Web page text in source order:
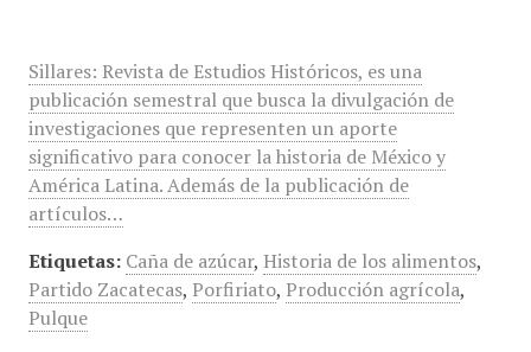
Sillares: Revista de Estudios Históricos, es una
publicación semestral que busca la divulgación de
investigaciones que representen un aporte
significativo para conocer la historia de México y
América Latina. Además de la publicación de
artículos…
Etiquetas: Caña de azúcar, Historia de los alimentos,
Partido Zacatecas, Porfiriato, Producción agrícola,
Pulque